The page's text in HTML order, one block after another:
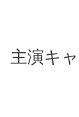
主演キ